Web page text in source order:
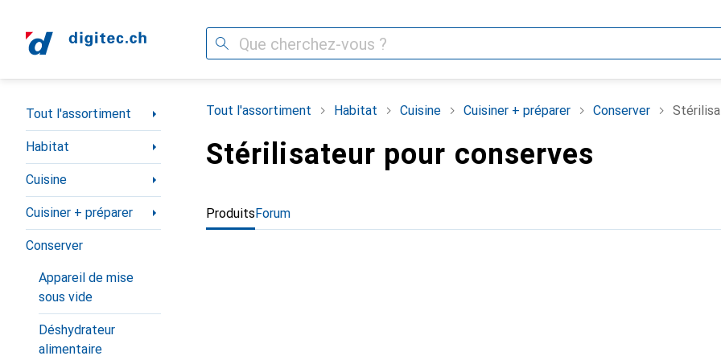
Recherche
Navigation par catégorie
Tout l'assortiment
Habitat
Cuisine
Cuisiner + préparer
Conserver
Appareil de mise
sous vide
Déshydrateur
alimentaire
Tout l'assortiment Habitat Cuisine Cuisiner + préparer Conserver
Stérilisateur pour conserves
ProduitsForum